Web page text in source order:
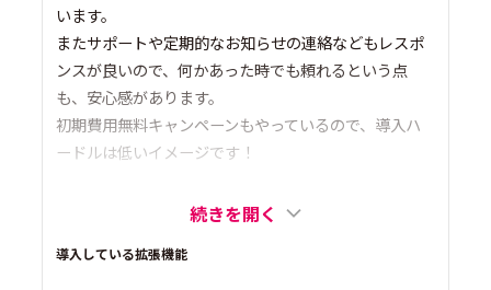
います。
またサポートや定期的なお知らせの連絡などもレスポ
ンスが良いので、何かあった時でも頼れるという点
も、安心感があります。
初期費用無料キャンペーンもやっているので、導入ハ
ードルは低いイメージです！
続きを開く
導入している拡張機能